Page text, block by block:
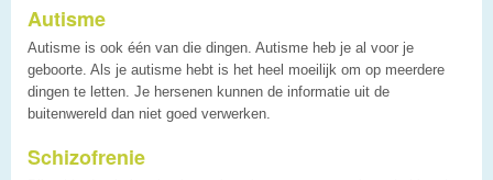
Autisme
Autisme is ook één van die dingen. Autisme heb je al voor je
geboorte. Als je autisme hebt is het heel moeilijk om op meerdere
dingen te letten. Je hersenen kunnen de informatie uit de
buitenwereld dan niet goed verwerken.
Schizofrenie